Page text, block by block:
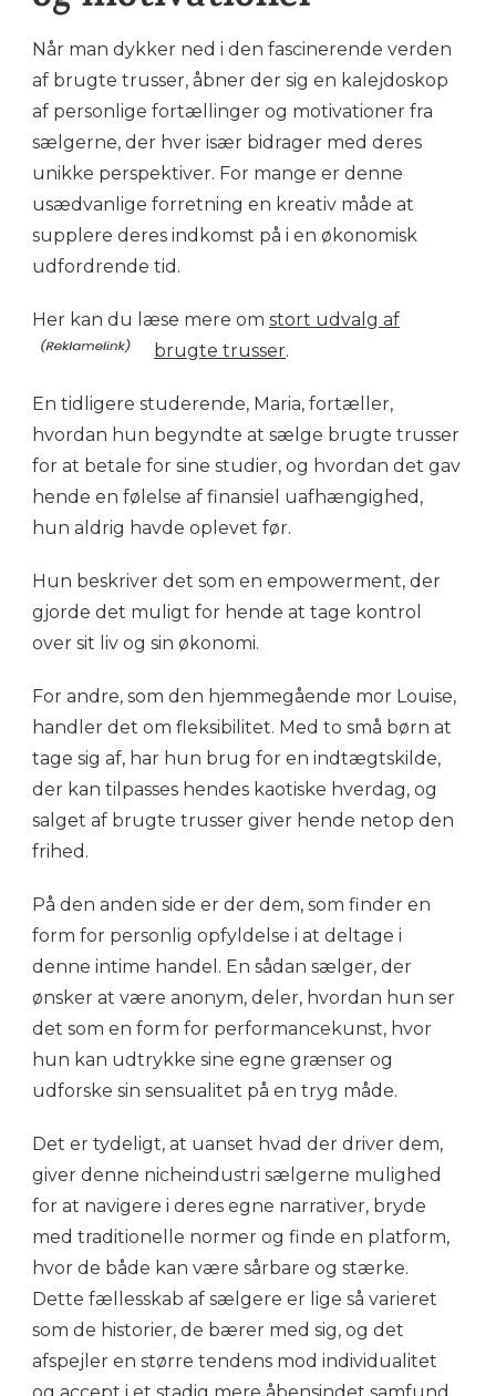
Når man dykker ned i den fascinerende verden
af brugte trusser, åbner der sig en kalejdoskop
af personlige fortællinger og motivationer fra
sælgerne, der hver især bidrager med deres
unikke perspektiver. For mange er denne
usædvanlige forretning en kreativ måde at
supplere deres indkomst på i en økonomisk
udfordrende tid.
Her kan du læse mere om stort udvalg af
brugte trusser.
En tidligere studerende, Maria, fortæller,
hvordan hun begyndte at sælge brugte trusser
for at betale for sine studier, og hvordan det gav
hende en følelse af finansiel uafhængighed,
hun aldrig havde oplevet før.
Hun beskriver det som en empowerment, der
gjorde det muligt for hende at tage kontrol
over sit liv og sin økonomi.
For andre, som den hjemmegående mor Louise,
handler det om fleksibilitet. Med to små børn at
tage sig af, har hun brug for en indtægtskilde,
der kan tilpasses hendes kaotiske hverdag, og
salget af brugte trusser giver hende netop den
frihed.
På den anden side er der dem, som finder en
form for personlig opfyldelse i at deltage i
denne intime handel. En sådan sælger, der
ønsker at være anonym, deler, hvordan hun ser
det som en form for performancekunst, hvor
hun kan udtrykke sine egne grænser og
udforske sin sensualitet på en tryg måde.
Det er tydeligt, at uanset hvad der driver dem,
giver denne nicheindustri sælgerne mulighed
for at navigere i deres egne narrativer, bryde
med traditionelle normer og finde en platform,
hvor de både kan være sårbare og stærke.
Dette fællesskab af sælgere er lige så varieret
som de historier, de bærer med sig, og det
afspejler en større tendens mod individualitet